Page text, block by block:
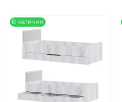
В наличии